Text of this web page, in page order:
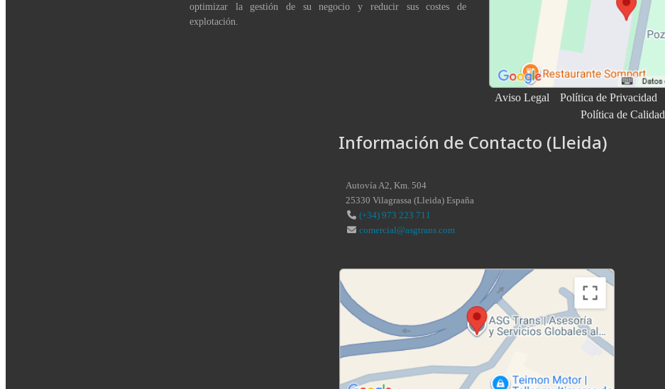
optimizar la gestión de su negocio y reducir sus costes de
explotación.
Aviso Legal Política de Privacidad
Política de Calidad
Información de Contacto (Lleida)
Autovía A2, Km. 504
25330 Vilagrassa (Lleida) España
(+34) 973 223 711
comercial@asgtrans.com